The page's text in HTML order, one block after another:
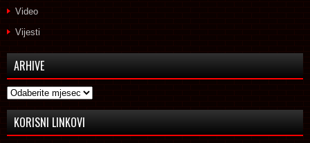
Video
Vijesti
ARHIVE
Arhive
KORISNI LINKOVI